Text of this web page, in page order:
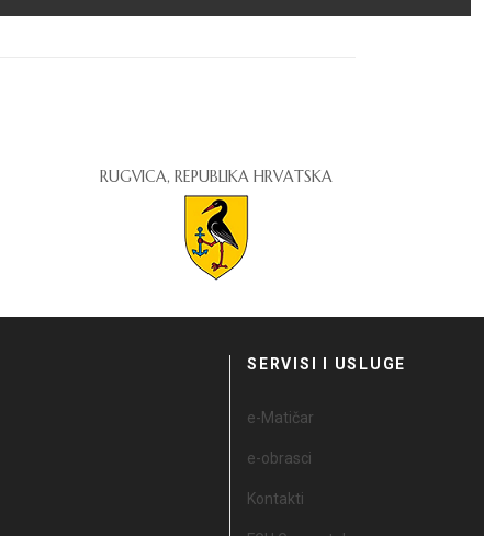
RUGVICA, REPUBLIKA HRVATSKA
SERVISI I USLUGE
e-Matičar
e-obrasci
Kontakti